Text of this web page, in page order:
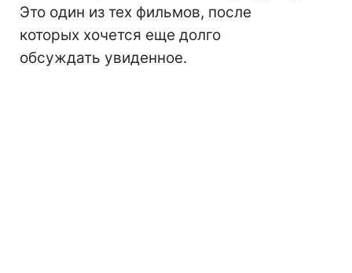
Это один из тех фильмов, после
которых хочется еще долго
обсуждать увиденное.